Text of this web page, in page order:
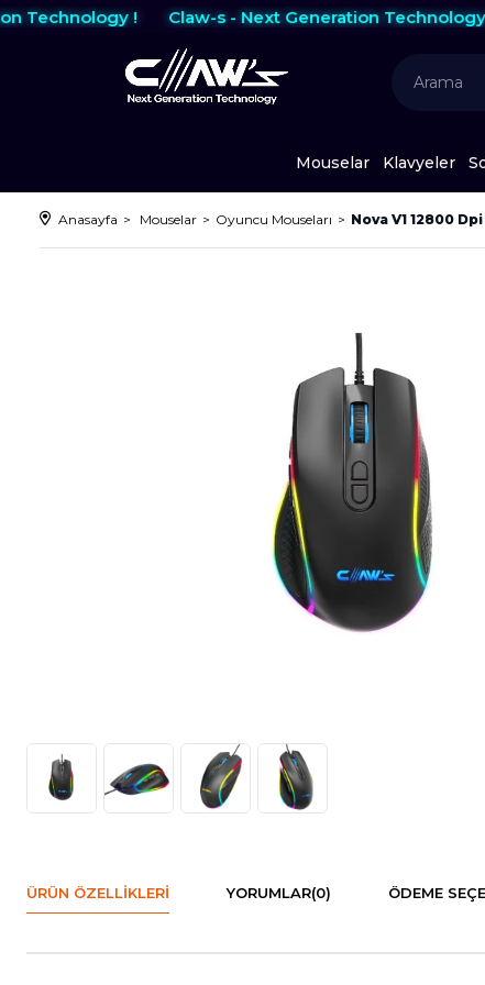
! Claw-s - Next Generation Technology !
Mouselar Klavyeler
Anasayfa Mouselar Oyuncu Mouseları Nova V1 12800
ÜRÜN ÖZELLIKLERI YORUMLAR(0) ÖDEME